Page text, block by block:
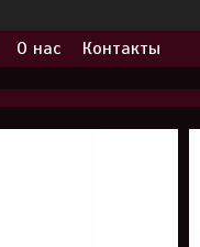
О нас Контакты